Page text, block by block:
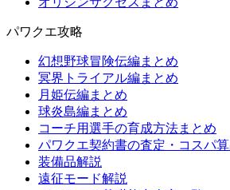
パワクエ攻略
幻想野球冒険伝編まとめ
冥界トライアル編まとめ
月姫伝編まとめ
球炎島編まとめ
コーチ用選手の育成方法まとめ
パワクエ契約書の査定・コスパ
装備品解説
遠征モード解説